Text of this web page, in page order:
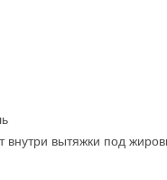
внутри вытяжки под